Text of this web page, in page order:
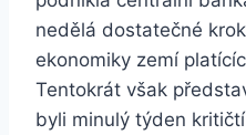
nedělá dostatečné
ekonomiky zemí
Tentokrát však
byli minulý týden